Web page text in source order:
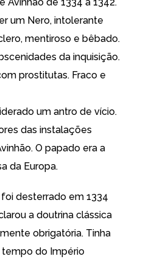
um Nero, intolerante
mentiroso e bêbado.
da inquisição.
prostitutas. Fraco e
um antro de vício.
das instalações
O papado era a
da Europa.
foi desterrado em 1334
a doutrina clássica
obrigatória. Tinha
tempo do Império